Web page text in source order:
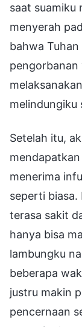
saat suamiku
menyerah
bahwa
pengorbanan
melindungiku
Setelah itu,
menerima
seperti biasa.
terasa sakit
hanya bisa
lambungku
beberapa
justru makin
pencernaan